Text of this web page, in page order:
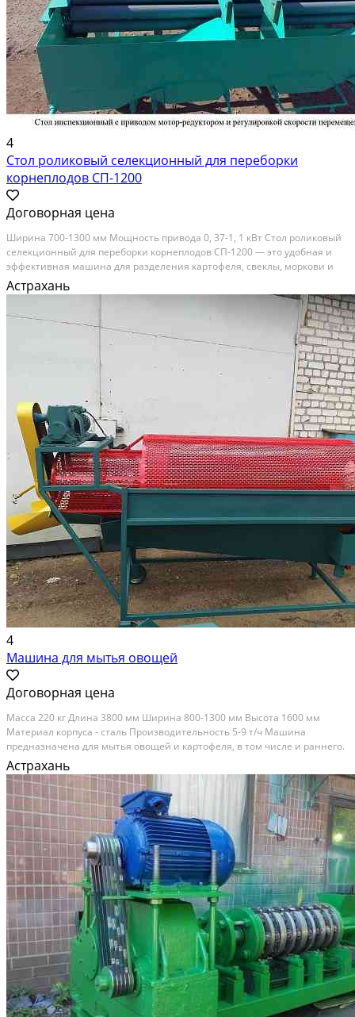
4
Стол роликовый селекционный для переборки
корнеплодов СП-1200
Договорная цена
Ширина 700-1300 мм Мощность привода 0, 37-1, 1 кВт Стол роликовый
селекционный для переборки корнеплодов СП-1200 — это удобная и
эффективная машина для разделения картофеля, свеклы, моркови и
других корнеплодов по размеру, форме и качеству. Особенности: •
Обладает высокой производительностью,...
Астрахань
4
Машина для мытья овощей
Договорная цена
Масса 220 кг Длина 3800 мм Ширина 800-1300 мм Высота 1600 мм
Материал корпуса - сталь Производительность 5-9 т/ч Машина
предназначена для мытья овощей и картофеля, в том числе и раннего.
Особенности: • С торца барабана имеются загрузочные и выгрузные
лотки. • Привод машины осуществляется от...
Астрахань